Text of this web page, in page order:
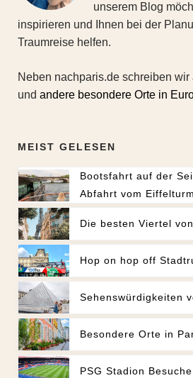
unserem Blog
inspirieren und Ihnen bei der
Traumreise helfen.
Neben nachparis.de schreiben wir
und andere besondere Orte in
MEIST GELESEN
Bootsfahrt auf der
Abfahrt vom Eiffelturm
Die besten Viertel
Hop on hop off
Sehenswürdigkeiten
Besondere Orte in
PSG Stadion Besuche